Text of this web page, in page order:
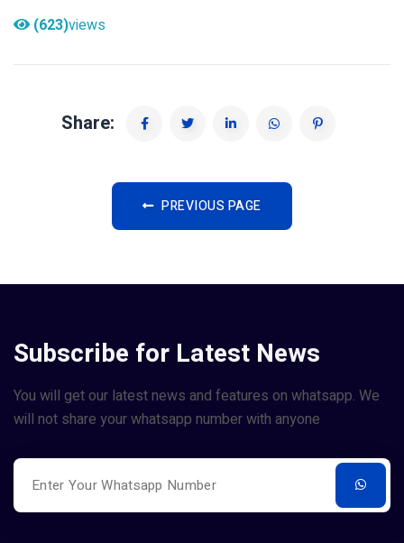
(623)views
Share:
PREVIOUS PAGE
Subscribe for Latest News
You will get our latest news and features on whatsapp. We
will not share your whatsapp number with anyone